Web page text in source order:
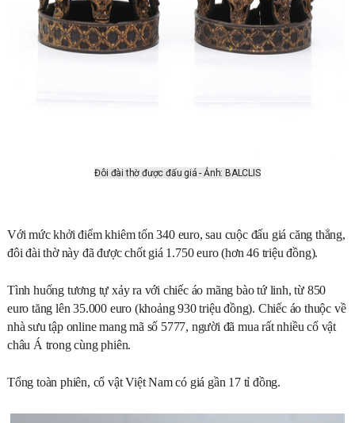
Đôi đài thờ được đấu giá - Ảnh: BALCLIS
Với mức khởi điểm khiêm tốn 340 euro, sau cuộc đấu giá căng thẳng,
đôi đài thờ này đã được chốt giá 1.750 euro (hơn 46 triệu đồng).
Tình huống tương tự xảy ra với chiếc áo mãng bào tứ linh, từ 850
euro tăng lên 35.000 euro (khoảng 930 triệu đồng). Chiếc áo thuộc về
nhà sưu tập online mang mã số 5777, người đã mua rất nhiều cổ vật
châu Á trong cùng phiên.
Tổng toàn phiên, cổ vật Việt Nam có giá gần 17 tỉ đồng.